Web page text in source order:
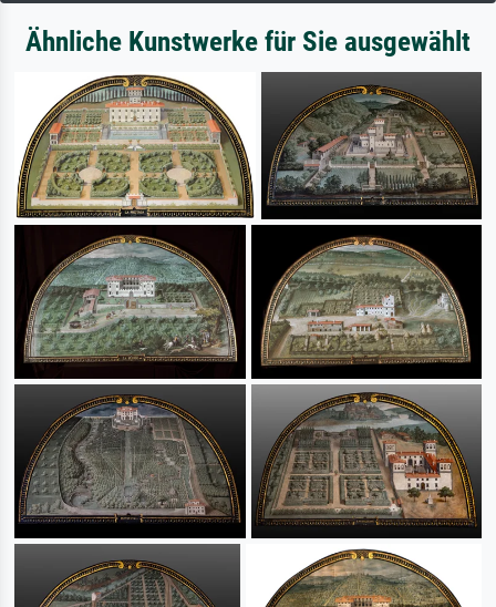
Ähnliche Kunstwerke für Sie ausgewählt